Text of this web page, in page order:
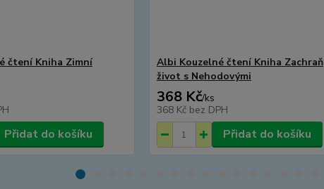
čtení Kniha Zimní
Přidat do košíku
Albi Kouzelné čtení Kniha Zachraň
život s Nehodovými
368 Kč/ks
368 Kč bez DPH
Přidat do košíku